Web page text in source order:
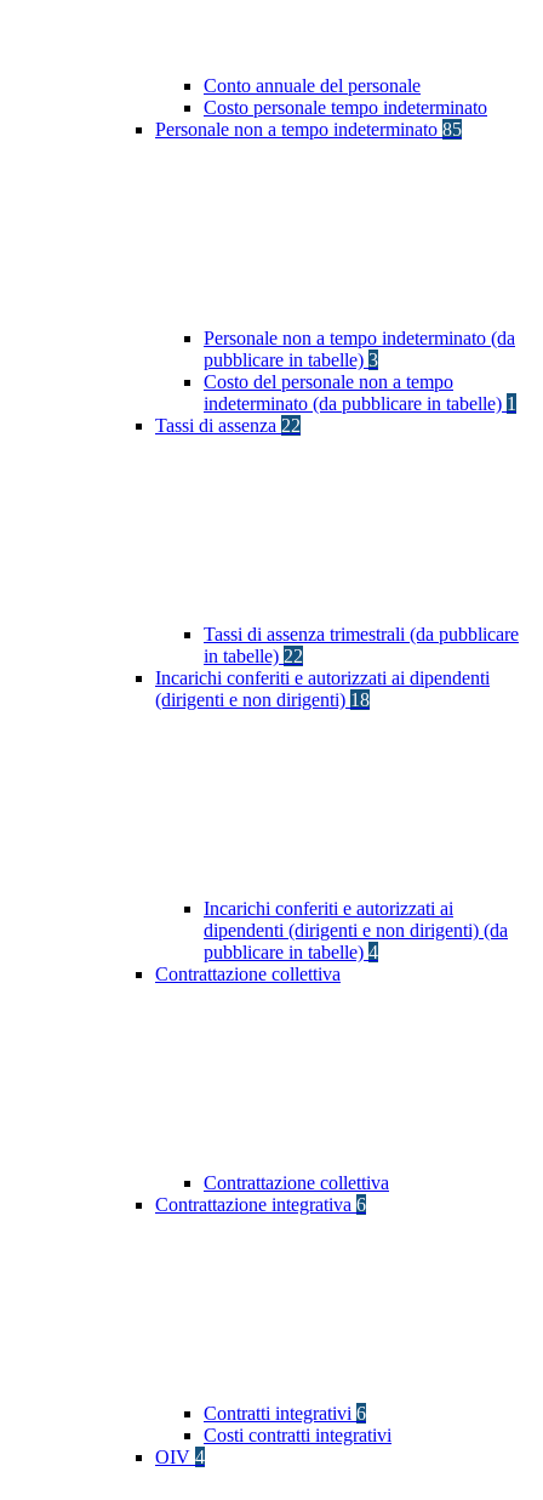
Conto annuale del personale
Costo personale tempo indeterminato
Personale non a tempo indeterminato 85
Personale non a tempo indeterminato (da
pubblicare in tabelle) 3
Costo del personale non a tempo
indeterminato (da pubblicare in tabelle) 1
Tassi di assenza 22
Tassi di assenza trimestrali (da pubblicare
in tabelle) 22
Incarichi conferiti e autorizzati ai dipendenti
(dirigenti e non dirigenti) 18
Incarichi conferiti e autorizzati ai
dipendenti (dirigenti e non dirigenti) (da
pubblicare in tabelle) 4
Contrattazione collettiva
Contrattazione collettiva
Contrattazione integrativa 6
Contratti integrativi 6
Costi contratti integrativi
OIV 4